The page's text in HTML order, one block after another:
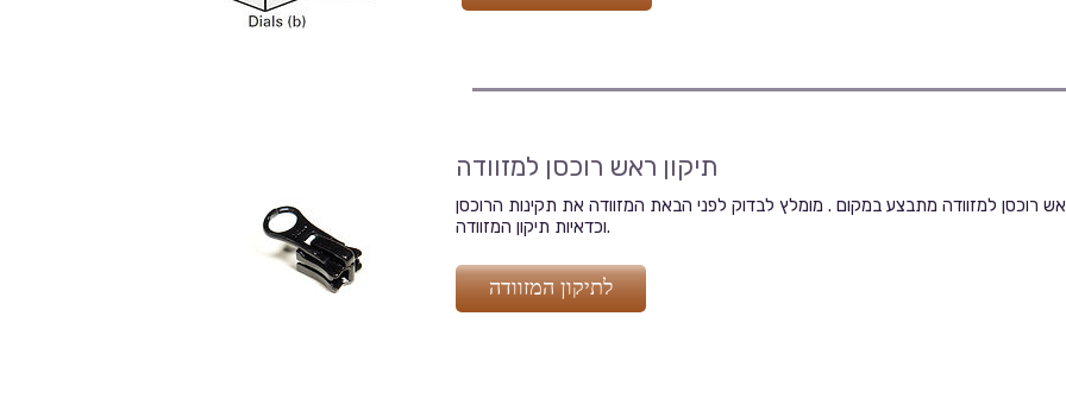
תיקון ראש רוכסן למזוודה
רוכסן למזוודה מתבצע במקום . מומלץ לבדוק לפני הבאת המזוודה את תקינות הרוכסן
וכדאיות תיקון המזוודה.
לתיקון המזוודה